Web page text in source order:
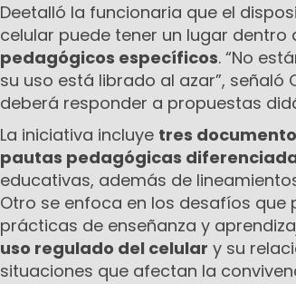
Deetalló la funcionaria que el
celular puede tener un lugar dentro
pedagógicos específicos. “No
su uso está librado al azar”,
deberá responder a propuestas
La iniciativa incluye tres
pautas pedagógicas
educativas, además de
Otro se enfoca en los desafíos que
prácticas de enseñanza y
uso regulado del celular y su
situaciones que afectan la